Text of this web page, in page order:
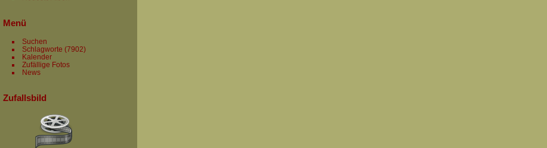
Menü
Suchen
Schlagworte (7902)
Kalender
Zufällige Fotos
News
Zufallsbild